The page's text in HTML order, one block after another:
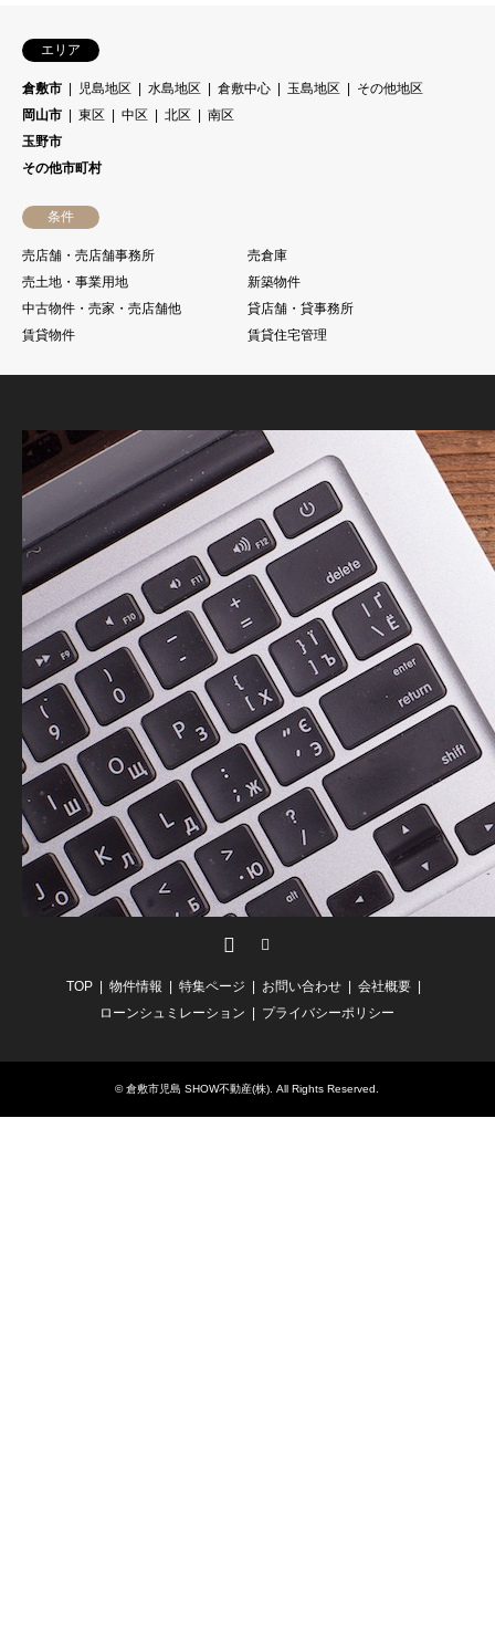
エリア
倉敷市 児島地区 水島地区 倉敷中心 玉島地区
その他地区
岡山市
東区 中区 北区
南区
玉野市
その他市町村
条件
売店舗・売店舗事務所
売倉庫
売土地・事業用地
新築物件
中古物件・売家・売店舗他
貸店舗・貸事務所
賃貸物件
賃貸住宅管理
TOP 物件情報 特集ページ お問い合わせ
会社概要
ローンシュミレーション
プライバシーポリシー
©倉敷市児島 SHOW不動産(株) . All Rights Reserved.